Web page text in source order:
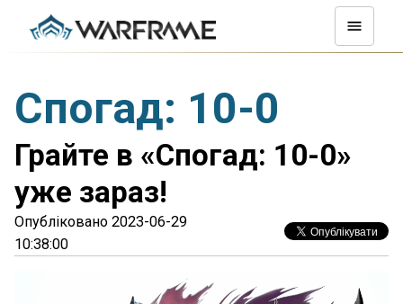
Спогад: 10-0
Грайте в «Спогад: 10-0»
уже зараз!
Опубліковано 2023-06-29
10:38:00